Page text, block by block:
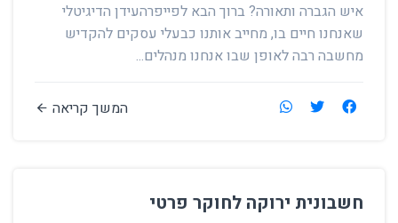
איש הגברה ותאורה? ברוך הבא לפייפרהעידן הדיגיטלי
שאנחנו חיים בו, מחייב אותנו כבעלי עסקים להקדיש
מחשבה רבה לאופן שבו אנחנו מנהלים...
המשך קריאה
חשבונית ירוקה לחוקר פרטי